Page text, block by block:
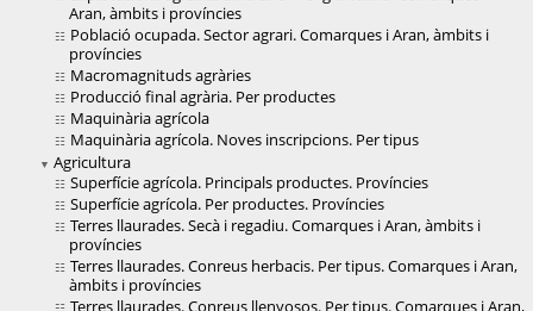
Aran, àmbits i províncies
Població ocupada. Sector agrari. Comarques i Aran, àmbits i
províncies
Macromagnituds agràries
Producció final agrària. Per productes
Maquinària agrícola
Maquinària agrícola. Noves inscripcions. Per tipus
Agricultura
Superfície agrícola. Principals productes. Províncies
Superfície agrícola. Per productes. Províncies
Terres llaurades. Secà i regadiu. Comarques i Aran, àmbits i
províncies
Terres llaurades. Conreus herbacis. Per tipus. Comarques i Aran,
àmbits i províncies
Terres llaurades. Conreus llenyosos. Per tipus. Comarques i Aran,